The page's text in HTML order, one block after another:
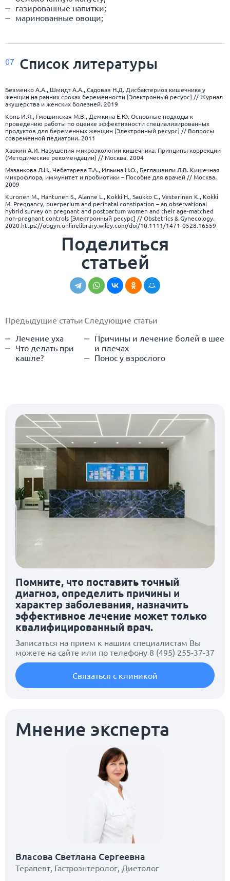
газированные напитки;
маринованные овощи;
07 Список литературы
Безменко А.А., Шмидт А.А., Садовая Н.Д. Дисбактериоз кишечника у
женщин на ранних сроках беременности [Электронный ресурс] // Журнал
акушерства и женских болезней. 2019
Конь И.Я., Гмошинская М.В., Демкина Е.Ю. Основные подходы к
проведению работы по оценке эффективности специализированных
продуктов для беременных женщин [Электронный ресурс] // Вопросы
современной педиатрии. 2011
Хавкин А.И. Нарушения микроэкологии кишечника. Принципы коррекции
(Методические рекомендации) // Москва. 2004
Мазанкова Л.Н., Чебатарева Т.А., Ильина Н.О., Беглашвили Л.В. Кишечная
микрофлора, иммунитет и пробиотики – Пособие для врачей // Москва.
2009
Kuronen M., Hantunen S., Alanne L., Kokki H., Saukko C., Vesterinen K., Kokki
M. Pregnancy, puerperium and perinatal constipation – an observational
hybrid survey on pregnant and postpartum women and their age-matched
non-pregnant controls [Электронный ресурс] // Obstetrics & Gynecology.
2020 https://obgyn.onlinelibrary.wiley.com/doi/10.1111/1471-0528.16559
Поделиться
статьей
Предыдущие статьи
Лечение уха
Что делать при
кашле?
Следующие статьи
Причины и лечение болей в шее
и плечах
Понос у взрослого
Помните, что поставить точный
диагноз, определить причины и
характер заболевания, назначить
эффективное лечение может только
квалифицированный врач.
Записаться на прием к нашим специалистам Вы
можете на сайте или по телефону 8 (495) 255-37-37
Связаться с клиникой
Мнение эксперта
Власова Светлана Сергеевна
Терапевт, Гастроэнтеролог, Диетолог